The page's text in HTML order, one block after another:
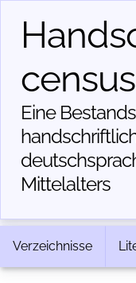
census
Eine
Mittelalters
Verzeichnisse